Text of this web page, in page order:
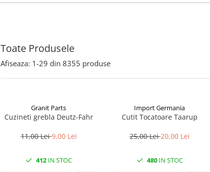
Toate Produsele
Afiseaza: 1-29 din 8355 produse
Granit Parts
Cuzineti grebla Deutz-Fahr
11,00 Lei9,00 Lei
412IN STOC
Import Germania
Cutit Tocatoare Taarup
25,00 Lei20,00 Lei
480IN STOC